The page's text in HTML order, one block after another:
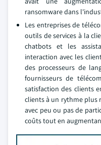
ransomware dans
Les entreprises de
outils de services à la
chatbots et les
interaction avec les
des processeurs de
fournisseurs de
satisfaction des clients
clients à un rythme plus
avec peu ou pas de
coûts tout en